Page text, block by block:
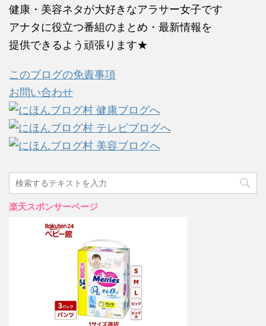
健康・美容ネタが大好きなアラサー女子です
アナタに役立つ番組のまとめ・最新情報を
提供できるよう頑張ります★
このブログの免責事項
お問い合わせ
楽天スポンサーページ